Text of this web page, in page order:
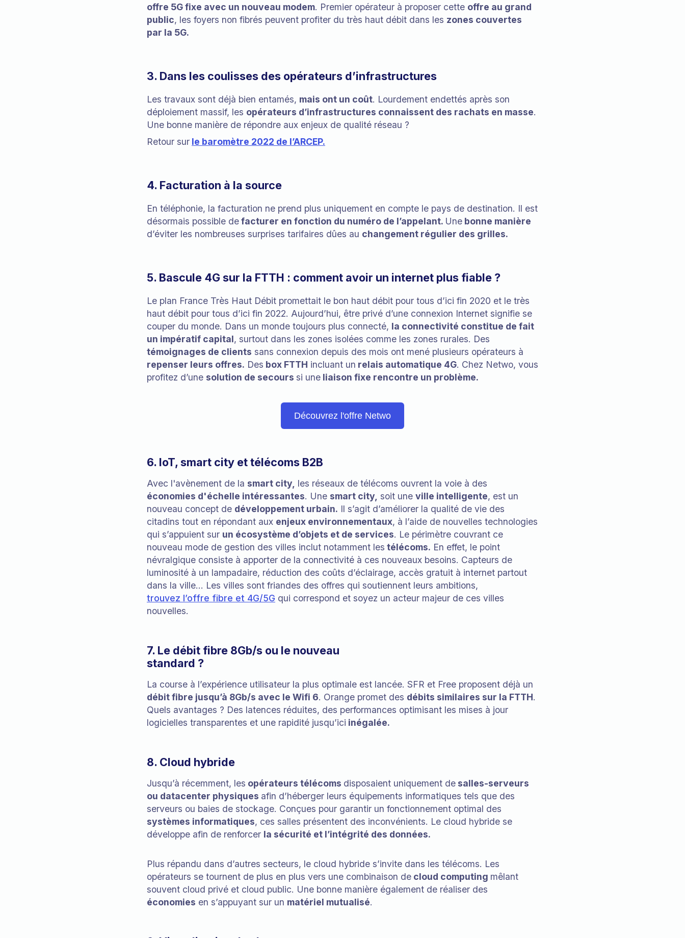
offre 5G fixe avec un nouveau modem. Premier opérateur à proposer cette offre au grand
public, les foyers non fibrés peuvent profiter du très haut débit dans les zones couvertes
par la 5G.
3. Dans les coulisses des opérateurs d’infrastructures
Les travaux sont déjà bien entamés, mais ont un coût. Lourdement endettés après son
déploiement massif, les opérateurs d’infrastructures connaissent des rachats en masse.
Une bonne manière de répondre aux enjeux de qualité réseau ?
Retour sur le baromètre 2022 de l’ARCEP.
4. Facturation à la source
En téléphonie, la facturation ne prend plus uniquement en compte le pays de destination. Il est
désormais possible defacturer en fonction du numéro de l’appelant. Une bonne manière
d’éviter les nombreuses surprises tarifaires dûes au changement régulier des grilles.
5. Bascule 4G sur la FTTH : comment avoir un internet plus fiable ?
Le plan France Très Haut Débit promettait le bon haut débit pour tous d’ici fin 2020 et le très
haut débit pour tous d’ici fin 2022. Aujourd’hui, être privé d’une connexion Internet signifie se
couper du monde. Dans un monde toujours plus connecté, la connectivité constitue de fait
un impératif capital, surtout dans les zones isolées comme les zones rurales. Des
témoignages de clients sans connexion depuis des mois ont mené plusieurs opérateurs à
repenser leurs offres. Des box FTTH incluant un relais automatique 4G. Chez Netwo, vous
profitez d’une solution de secours si une liaison fixe rencontre un problème.
Découvrez l'offre Netwo
6. IoT, smart city et télécoms B2B
Avec l'avènement de la smart city, les réseaux de télécoms ouvrent la voie à des
économies d'échelle intéressantes. Une smart city, soit une ville intelligente, est un
nouveau concept de développement urbain. Il s’agit d’améliorer la qualité de vie des
citadins tout en répondant aux enjeux environnementaux, à l’aide de nouvelles technologies
qui s’appuient sur un écosystème d’objets et de services. Le périmètre couvrant ce
nouveau mode de gestion des villes inclut notamment les télécoms. En effet, le point
névralgique consiste à apporter de la connectivité à ces nouveaux besoins. Capteurs de
luminosité à un lampadaire, réduction des coûts d’éclairage, accès gratuit à internet partout
dans la ville… Les villes sont friandes des offres qui soutiennent leurs ambitions,
trouvez l’offre fibre et 4G/5G qui correspond et soyez un acteur majeur de ces villes
nouvelles.
7. Le débit fibre 8Gb/s ou le nouveau
standard ?
La course à l’expérience utilisateur la plus optimale est lancée. SFR et Free proposent déjà un
débit fibre jusqu’à 8Gb/s avec le Wifi 6. Orange promet des débits similaires sur la FTTH.
Quels avantages ? Des latences réduites, des performances optimisant les mises à jour
logicielles transparentes et une rapidité jusqu’ici inégalée.
8. Cloud hybride
Jusqu’à récemment, les opérateurs télécoms disposaient uniquement de salles-serveurs
ou datacenter physiques afin d’héberger leurs équipements informatiques tels que des
serveurs ou baies de stockage. Conçues pour garantir un fonctionnement optimal des
systèmes informatiques, ces salles présentent des inconvénients. Le cloud hybride se
développe afin de renforcer la sécurité et l’intégrité des données.
Plus répandu dans d’autres secteurs, le cloud hybride s’invite dans les télécoms. Les
opérateurs se tournent de plus en plus vers une combinaison de cloud computing mêlant
souvent cloud privé et cloud public. Une bonne manière également de réaliser des
économies en s’appuyant sur un matériel mutualisé.